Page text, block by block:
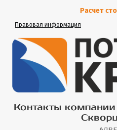
Расчет
Правовая информация
Контакты